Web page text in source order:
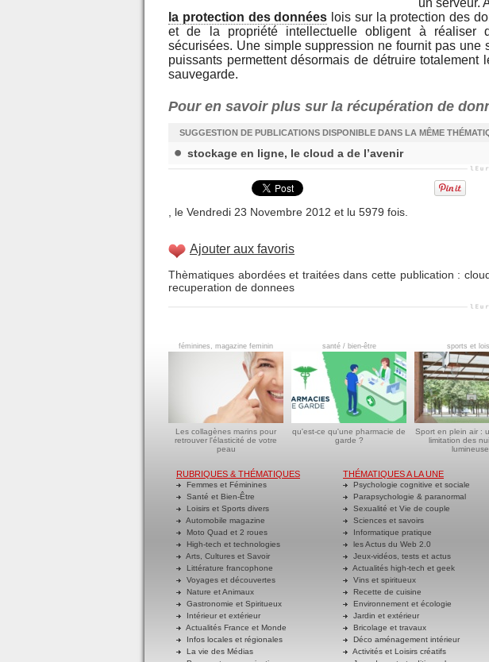
un serveur.
la protection des données lois sur la protection des
et de la propriété intellectuelle obligent à réaliser
sécurisées. Une simple suppression ne fournit pas une
puissants permettent désormais de détruire totalement
sauvegarde.
Pour en savoir plus sur la récupération de
SUGGESTION DE PUBLICATIONS DISPONIBLE DANS LA MÊME
stockage en ligne, le cloud a de l’avenir
, le Vendredi 23 Novembre 2012 et lu 5979 fois.
Ajouter aux favoris
Thèmatiques abordées et traitées dans cette publication :
recuperation de donnees
féminines, magazine feminin
Les collagènes marins pour
retrouver l'élasticité de votre
peau
santé / bien-être
qu'est-ce qu'une pharmacie de
garde ?
sports et
Sport en plein air :
limitation des
RUBRIQUES & THÉMATIQUES
Femmes et Féminines
Santé et Bien-Être
Loisirs et Sports divers
Automobile magazine
Moto Quad et 2 roues
High-tech et technologies
Arts, Cultures et Savoir
Littérature francophone
Voyages et découvertes
Nature et Animaux
Gastronomie et Spiritueux
Intérieur et extérieur
Actualités France et Monde
Infos locales et régionales
La vie des Médias
THÉMATIQUES A LA UNE
Psychologie cognitive et sociale
Parapsychologie & paranormal
Sexualité et Vie de couple
Sciences et savoirs
Informatique pratique
les Actus du Web 2.0
Jeux-vidéos, tests et actus
Actualités high-tech et geek
Vins et spiritueux
Recette de cuisine
Environnement et écologie
Jardin et extérieur
Bricolage et travaux
Déco aménagement intérieur
Activités et Loisirs créatifs